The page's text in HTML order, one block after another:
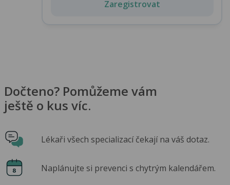
Zaregistrovat
Dočteno? Pomůžeme vám
ještě o kus víc.
Lékaři všech specializací čekají na váš dotaz.
Naplánujte si prevenci s chytrým kalendářem.